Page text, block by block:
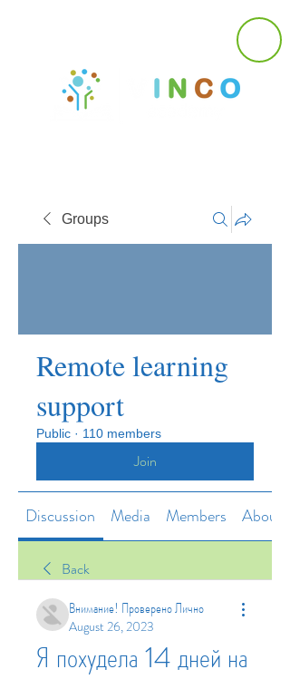
Groups
Remote learning
support
Public · 110 members
Join
Discussion Media Members About
Back
Внимание! Проверено Лично
August 26, 2023
Я похудела 14 дней на